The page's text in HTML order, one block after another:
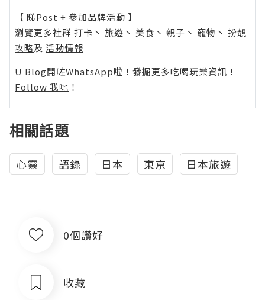
【 睇Post + 參加品牌活動 】
瀏覽更多社群 打卡 丶 旅遊 丶 美食 丶 親子 丶 寵物 丶 扮靚
攻略及 活動情報
U Blog開咗WhatsApp啦！發掘更多吃喝玩樂資訊！
Follow 我哋 ！
相關話題
心靈 語錄 日本 東京 日本旅遊
0個讚好
收藏